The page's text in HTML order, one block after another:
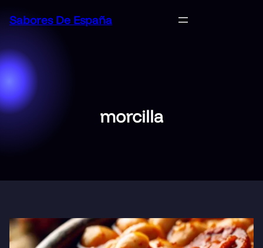
Sabores De España
morcilla